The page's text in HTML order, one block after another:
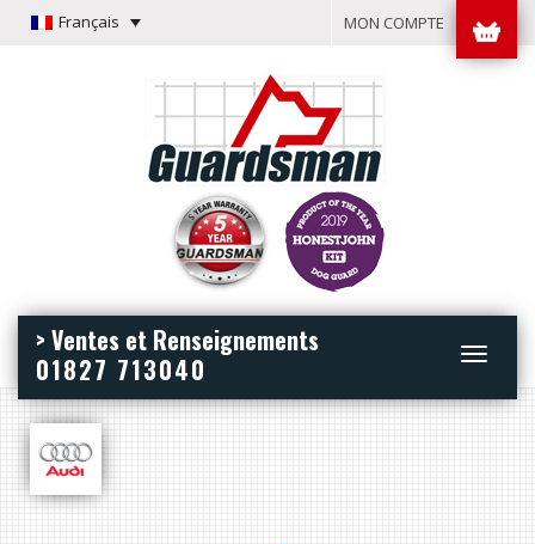
Français MON COMPTE
Toggle
> Ventes et Renseignements
01827 713040